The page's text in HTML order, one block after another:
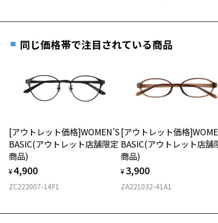
26.8g
※着脱式サングラス：デモレンズ、アタッチメント込みの重さ
タイプ
材質
フロント素材：アセテート
す。
もっと見る
実店舗で度数を測定いただけます
お近くのZoff実店舗にて度数を測定いただけます（無料）。
その際は記入用紙をダウンロードしてお使いください。
ダウンロード
同じ価格帯で注目されている商品
[アウトレット価格]WOMEN’S
BASIC(アウトレット店舗限定
商品)
¥4,900
ZC222007-14F1
[アウトレット価格
BASIC(アウトレット店舗
商品)
¥ 3,900
ZA221032-41A1